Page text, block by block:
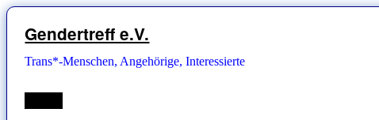
Zum
Inhalt
springen
Gendertreff e.V.
Trans*-Menschen, Angehörige, Interessierte